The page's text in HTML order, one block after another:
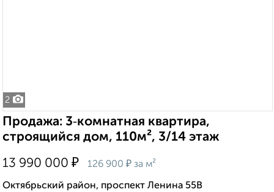
2
Продажа: 3‑комнатная квартира,
строящийся дом, 110м², 3/14 этаж
13 990 000 ₽ 126 900 ₽ за м²
Октябрьский район, проспект Ленина 55В